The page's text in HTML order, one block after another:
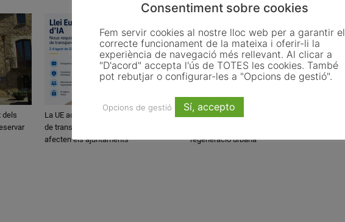
dels
La UE activa les primeres obligacions
de transparència de la Llei d’IA que
afecten els ajuntaments
El Pla de Barris mobilitza 117
regeneració urbana
Consentiment sobre cookies
Fem servir cookies al nostre lloc web per a garantir el
correcte funcionament de la mateixa i oferir-li la
experiència de navegació més rellevant. Al clicar a
"D'acord" accepta l'ús de TOTES les cookies. També
pot rebutjar o configurar-les a "Opcions de gestió".
Opcions de gestió Sí, accepto